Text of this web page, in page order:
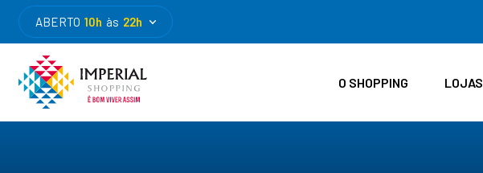
ABERTO 10h às 22h
O SHOPPING LOJAS